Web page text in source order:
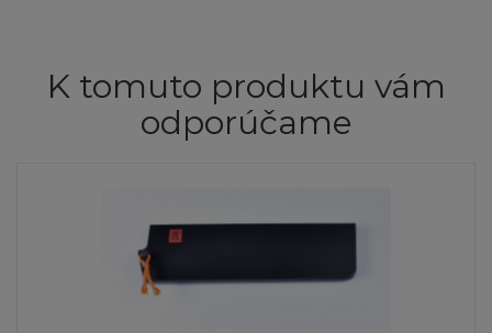
K tomuto produktu vám
odporúčame